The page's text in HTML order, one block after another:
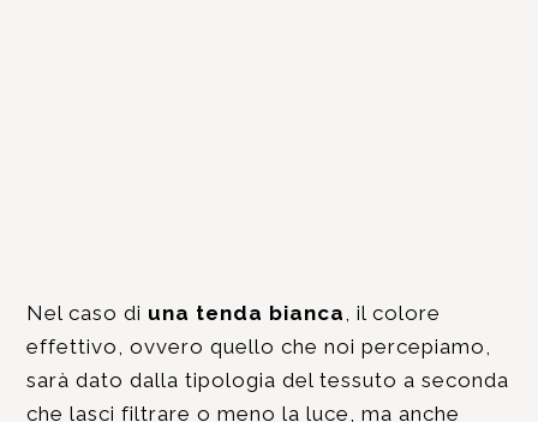
Nel caso di una tenda bianca, il colore
effettivo, ovvero quello che noi percepiamo,
sarà dato dalla tipologia del tessuto a seconda
che lasci filtrare o meno la luce, ma anche